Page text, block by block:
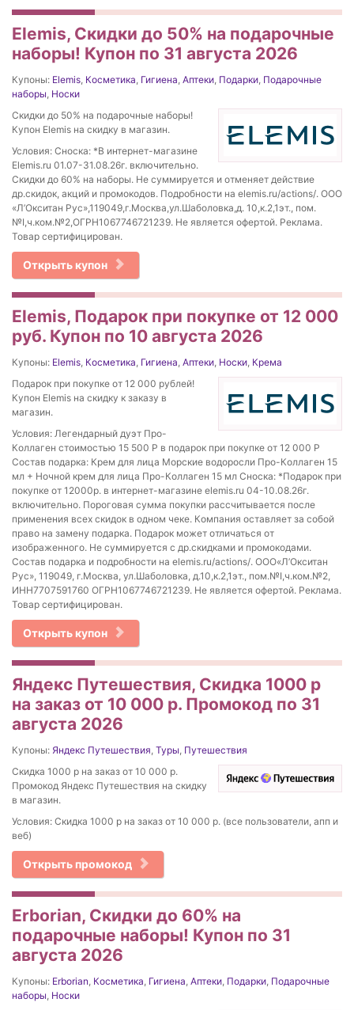
Elemis, Скидки до 50% на подарочные
наборы! Купон по 31 августа 2026
Купоны: Elemis, Косметика, Гигиена, Аптеки, Подарки, Подарочные
наборы, Носки
Скидки до 50% на подарочные наборы!
Купон Elemis на скидку в магазин.
Условия: Сноска: *В интернет-магазине
Elemis.ru 01.07-31.08.26г. включительно.
Скидки до 60% на наборы. Не суммируется и отменяет действие
др.скидок, акций и промокодов. Подробности на elemis.ru/actions/. ООО
«Л’Окситан Рус»,119049,г.Москва,ул.Шаболовка,д. 10,к.2,1эт., пом.
№I,ч.ком.№2,ОГРН1067746721239. Не является офертой. Реклама.
Товар сертифицирован.
Открыть купон
Elemis, Подарок при покупке от 12 000
руб. Купон по 10 августа 2026
Купоны: Elemis, Косметика, Гигиена, Аптеки, Носки, Крема
Подарок при покупке от 12 000 рублей!
Купон Elemis на скидку к заказу в
магазин.
Условия: Легендарный дуэт Про-
Коллаген стоимостью 15 500 Р в подарок при покупке от 12 000 Р
Состав подарка: Крем для лица Морские водоросли Про-Коллаген 15
мл + Ночной крем для лица Про-Коллаген 15 мл Сноска: *Подарок при
покупке от 12000р. в интернет-магазине elemis.ru 04-10.08.26г.
включительно. Пороговая сумма покупки рассчитывается после
применения всех скидок в одном чеке. Компания оставляет за собой
право на замену подарка. Подарок может отличаться от
изображенного. Не суммируется с др.скидками и промокодами.
Состав подарка и подробности на elemis.ru/actions/. ООО«Л’Окситан
Рус», 119049, г.Москва, ул.Шаболовка, д.10,к.2,1эт., пом.№I,ч.ком.№2,
ИНН7707591760 ОГРН1067746721239. Не является офертой. Реклама.
Товар сертифицирован.
Открыть купон
Яндекс Путешествия, Скидка 1000 р
на заказ от 10 000 р. Промокод по 31
августа 2026
Купоны: Яндекс Путешествия, Туры, Путешествия
Скидка 1000 р на заказ от 10 000 р.
Промокод Яндекс Путешествия на скидку
в магазин.
Условия: Скидка 1000 р на заказ от 10 000 р. (все пользователи, апп и
веб)
Открыть промокод
Erborian, Скидки до 60% на
подарочные наборы! Купон по 31
августа 2026
Купоны: Erborian, Косметика, Гигиена, Аптеки, Подарки, Подарочные
наборы, Носки